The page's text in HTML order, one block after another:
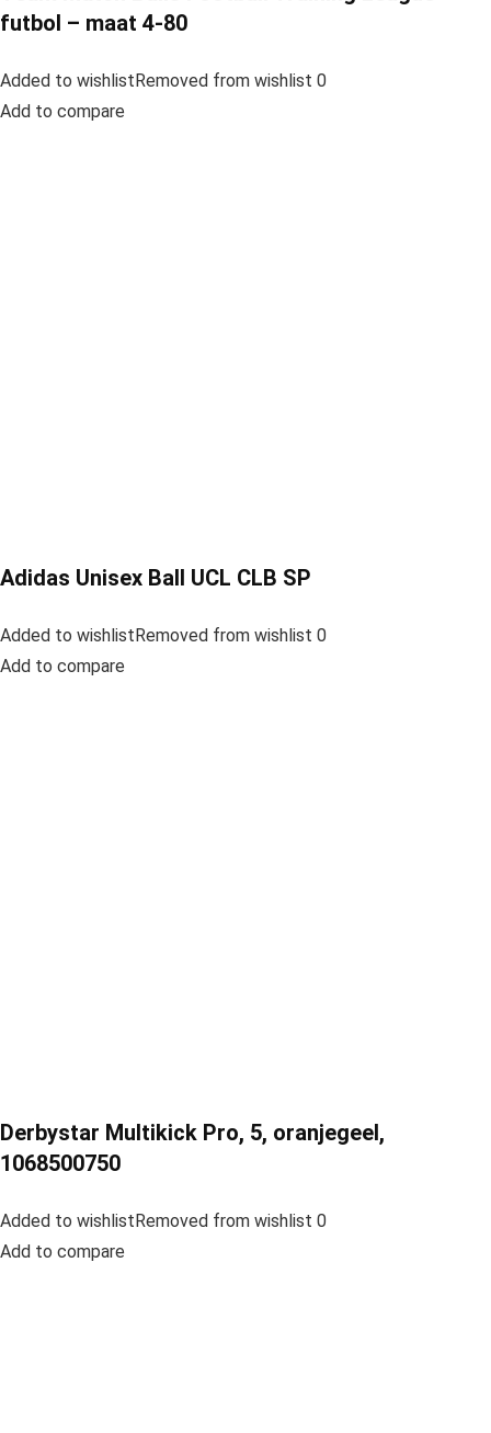
futbol – maat 4-80
Added to wishlistRemoved from wishlist 0
Add to compare
Adidas Unisex Ball UCL CLB SP
Added to wishlistRemoved from wishlist 0
Add to compare
Derbystar Multikick Pro, 5, oranjegeel,
1068500750
Added to wishlistRemoved from wishlist 0
Add to compare